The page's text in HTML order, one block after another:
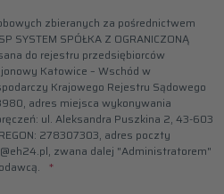
zbieranych za pośrednictwem
SYSTEM SPÓŁKA Z OGRANICZONĄ
do rejestru przedsiębiorców
Katowice – Wschód w
Krajowego Rejestru Sądowego
adres miejsca wykonywania
ul. Aleksandra Puszkina 2, 43-603
278307303, adres poczty
zwana dalej "Administratorem"